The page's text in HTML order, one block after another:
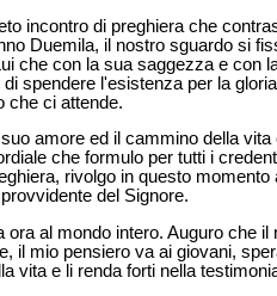
incontro di preghiera che
Duemila, il nostro sguardo si
che con la sua saggezza e con
spendere l'esistenza per la
che ci attende.
amore ed il cammino della
che formulo per tutti i
rivolgo in questo
del Signore.
ora al mondo intero. Auguro che
il mio pensiero va ai giovani,
vita e li renda forti nella